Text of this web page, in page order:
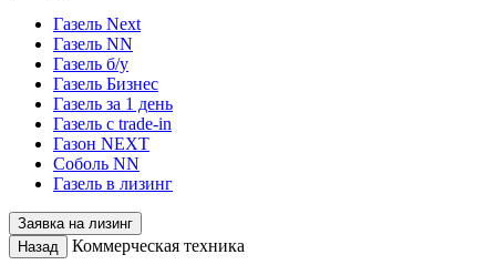
Газель Next
Газель NN
Газель б/у
Газель Бизнес
Газель за 1 день
Газель с trade-in
Газон NEXT
Соболь NN
Газель в лизинг
Заявка на лизинг
Назад
Коммерческая техника